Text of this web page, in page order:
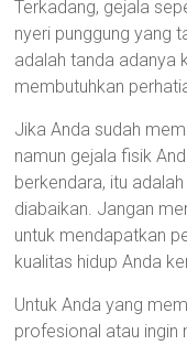
Terkadang, gejala
nyeri punggung yang
adalah tanda adanya
membutuhkan
Jika Anda sudah
namun gejala fisik
berkendara, itu
diabaikan. Jangan
untuk mendapatkan
kualitas hidup Anda
Untuk Anda yang
profesional atau ingin